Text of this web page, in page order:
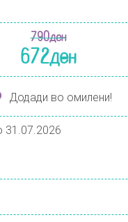
790ден
672ден
Додади во омилени!
31.07.2026